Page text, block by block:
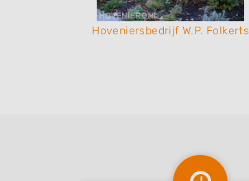
Hoveniersbedrijf W.P. Folkerts